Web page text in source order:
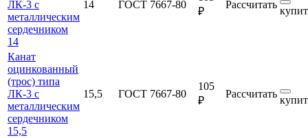
ЛК-3 с
металлическим
сердечником
14
14 ГОСТ 7667-80
₽
Рассчитать
Канат
оцинкованный
(трос) типа
ЛК-3 с
металлическим
сердечником
15,5
15,5 ГОСТ 7667-80
105
₽
Рассчитать